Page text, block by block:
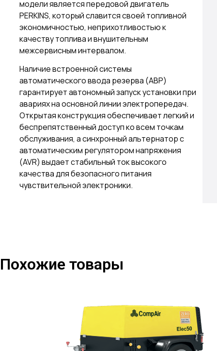
модели является передовой двигатель
PERKINS, который славится своей топливной
экономичностью, неприхотливостью к
качеству топлива и внушительным
межсервисным интервалом.
Наличие встроенной системы
автоматического ввода резерва (АВР)
гарантирует автономный запуск установки при
авариях на основной линии электропередач.
Открытая конструкция обеспечивает легкий и
беспрепятственный доступ ко всем точкам
обслуживания, а синхронный альтернатор с
автоматическим регулятором напряжения
(AVR) выдает стабильный ток высокого
качества для безопасного питания
чувствительной электроники.
Похожие товары